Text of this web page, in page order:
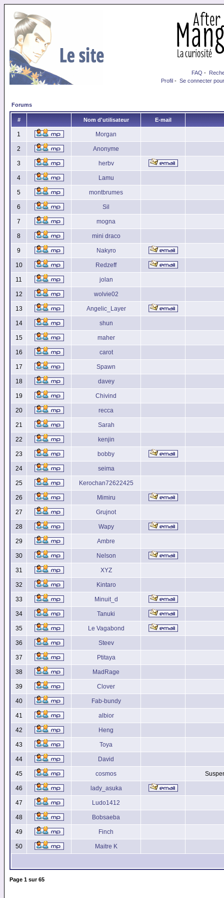
FAQ -
Profil - Se connecter
Forums
# Nom d'utilisateur E-mail
1 Morgan
2 Anonyme
3 herbv
4 Lamu
5 montbrumes
6 Sil
7 mogna
8 mini draco
9 Nakyro
10 Redzeff
11 jolan
12 wolvie02
13 Angelic_Layer
14 shun
15 maher
16 carot
17 Spawn
18 davey
19 Chivind
20 recca
21 Sarah
22 kenjin
23 bobby
24 seima
25 Kerochan72622425
26 Mimiru
27 Grujnot
28 Wapy
29 Ambre
30 Nelson
31 XYZ
32 Kintaro
33 Minuit_d
34 Tanuki
35 Le Vagabond
36 Steev
37 Ptitaya
38 MadRage
39 Clover
40 Fab-bundy
41 albior
42 Heng
43 Toya
44 David
45 cosmos
46 lady_asuka
47 Ludo1412
48 Bobsaeba
49 Finch
50 Maitre K
Page 1 sur65